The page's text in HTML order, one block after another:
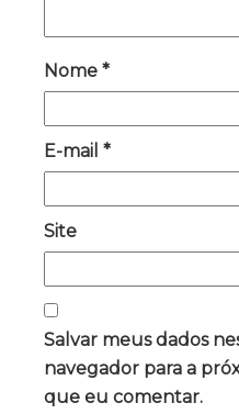
Nome *
E-mail *
Site
Salvar meus dados
navegador para a
que eu comentar.